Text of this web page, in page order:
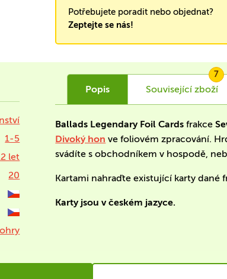
Potřebujete poradit nebo objednat?
Zeptejte se nás!
1-5
let
20
Popis Související zboží
7
Ballads Legendary Foil Cardsfrakce
Divoký hon ve foliovém zpracování.
svádíte s obchodníkem v hospodě,
Kartami nahraďte existující karty dané
Karty jsou v českém jazyce.